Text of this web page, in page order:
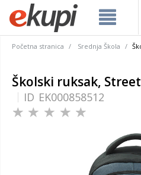
Početna stranica Srednja Škola
Školski ruksak,
ID EK000858512